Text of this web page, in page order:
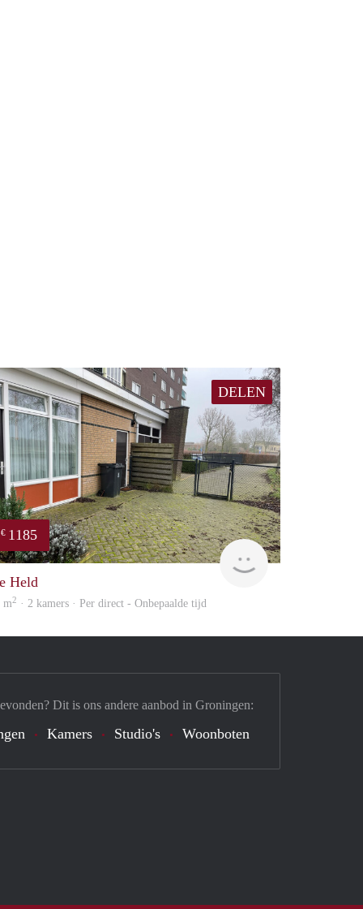
DELEN
€ 1185
GrunoVerhuur
Held
m2 · 2 kamers · Per direct - Onbepaalde tijd
Dit is ons andere aanbod in Groningen:
Kamers Studio's Woonboten